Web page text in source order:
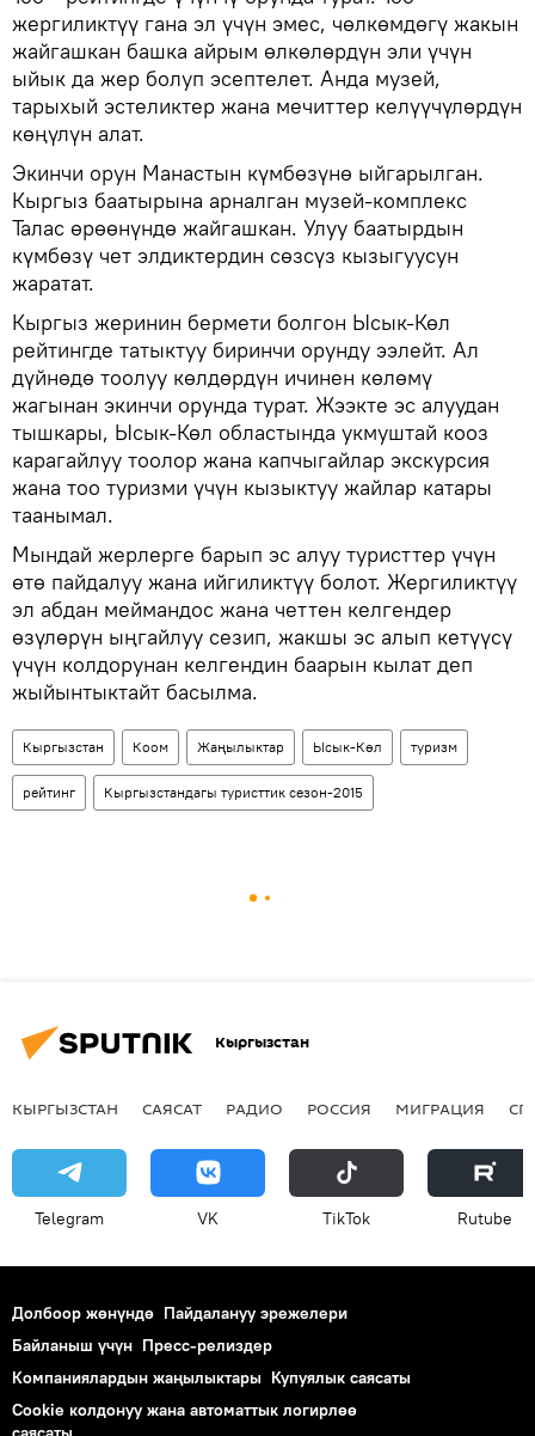
жергиликтүү гана эл үчүн эмес, чөлкөмдөгү жакын
жайгашкан башка айрым өлкөлөрдүн эли үчүн
ыйык да жер болуп эсептелет. Анда музей,
тарыхый эстеликтер жана мечиттер келүүчүлөрдүн
көңүлүн алат.
Экинчи орун Манастын күмбөзүнө ыйгарылган.
Кыргыз баатырына арналган музей-комплекс
Талас өрөөнүндө жайгашкан. Улуу баатырдын
күмбөзү чет элдиктердин сөзсүз кызыгуусун
жаратат.
Кыргыз жеринин бермети болгон Ысык-Көл
рейтингде татыктуу биринчи орунду ээлейт. Ал
дүйнөдө тоолуу көлдөрдүн ичинен көлөмү
жагынан экинчи орунда турат. Жээкте эс алуудан
тышкары, Ысык-Көл областында укмуштай кооз
карагайлуу тоолор жана капчыгайлар экскурсия
жана тоо туризми үчүн кызыктуу жайлар катары
таанымал.
Мындай жерлерге барып эс алуу туристтер үчүн
өтө пайдалуу жана ийгиликтүү болот. Жергиликтүү
эл абдан меймандос жана четтен келгендер
өзүлөрүн ыңгайлуу сезип, жакшы эс алып кетүүсү
үчүн колдорунан келгендин баарын кылат деп
жыйынтыктайт басылма.
Кыргызстан Коом Жаңылыктар Ысык-Көл туризм
рейтинг Кыргызстандагы туристтик сезон-2015
Кыргызстан
КЫРГЫЗСТАН САЯСАТ РАДИО РОССИЯ МИГРАЦИЯ
Telegram VK ТikТоk Rutube
Долбоор жөнүндө Пайдалануу эрежелери
Байланыш үчүн Пресс-релиздер
Компаниялардын жаңылыктары Купуялык саясаты
Cookie колдонуу жана автоматтык логирлөө